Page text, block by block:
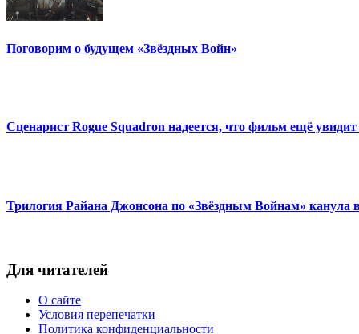
Поговорим о будущем «Звёздных Войн»
Сценарист Rogue Squadron надеется, что фильм ещё увидит
Трилогия Райана Джонсона по «Звёздным Войнам» канула
Для читателей
О сайте
Условия перепечатки
Политика конфиденциальности